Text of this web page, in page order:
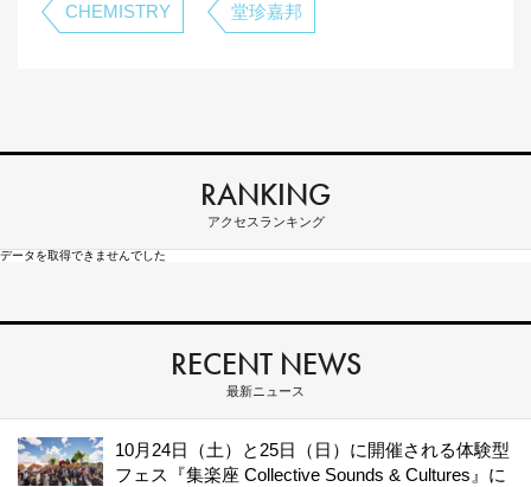
CHEMISTRY 堂珍嘉邦
RANKING
アクセスランキング
データを取得できませんでした
RECENT NEWS
最新ニュース
10月24日（土）と25日（日）に開催される体験型
フェス『集楽座 Collective Sounds & Cultures』に